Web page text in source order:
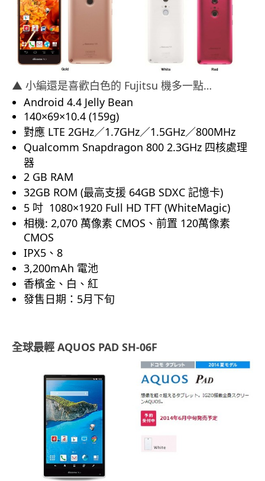
▲ 小編還是喜歡白色的 Fujitsu 機多一點…
Android 4.4 Jelly Bean
140×69×10.4 (159g)
對應 LTE 2GHz／1.7GHz／1.5GHz／800MHz
Qualcomm Snapdragon 800 2.3GHz 四核處理
器
2 GB RAM
32GB ROM (最高支援 64GB SDXC 記憶卡)
5 吋 1080×1920 Full HD TFT (WhiteMagic)
相機: 2,070 萬像素 CMOS、前置 120萬像素
CMOS
IPX5、8
3,200mAh 電池
香檳金、白、紅
發售日期：5月下旬
全球最輕 AQUOS PAD SH-06F